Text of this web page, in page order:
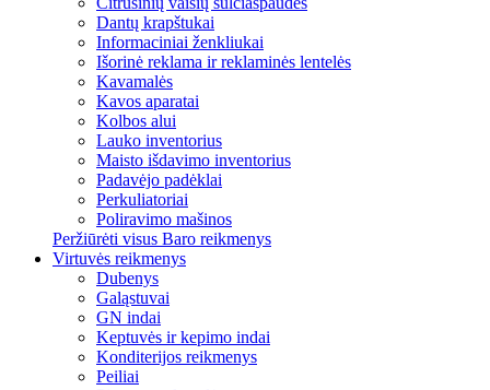
Dantų krapštukai
Informaciniai ženkliukai
Išorinė reklama ir reklaminės lentelės
Kavamalės
Kavos aparatai
Kolbos alui
Lauko inventorius
Maisto išdavimo inventorius
Padavėjo padėklai
Perkuliatoriai
Poliravimo mašinos
Peržiūrėti visus Baro reikmenys
Virtuvės reikmenys
Dubenys
Galąstuvai
GN indai
Keptuvės ir kepimo indai
Konditerijos reikmenys
Peiliai